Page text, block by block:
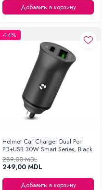
Добавить в корзину
-14%
Helmet Car Charger Dual Port
PD+USB 30W Smart Series, Black
289,00 MDL
249,00 MDL
Добавить в корзину